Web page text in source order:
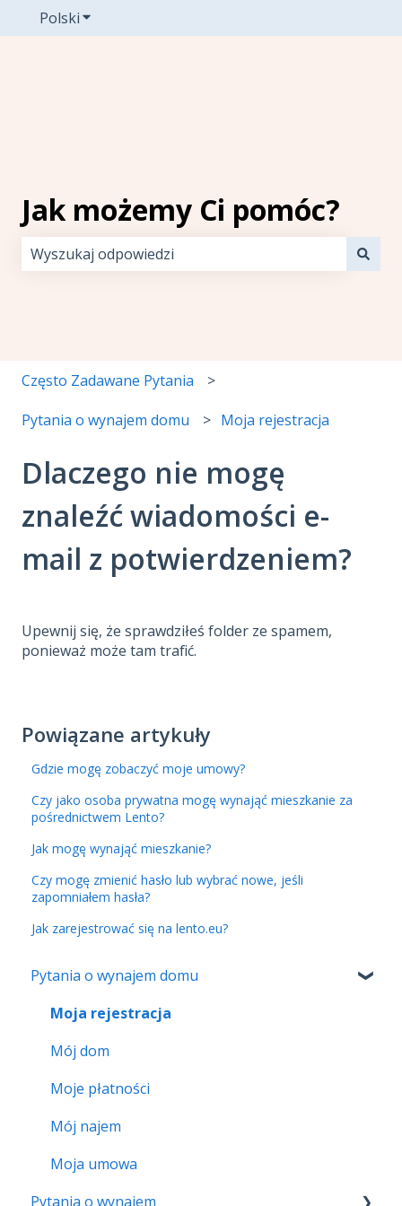
PolskiPokaż podmenu do tłumaczenia
Jak możemy Ci pomóc?
Często Zadawane Pytania
Pytania o wynajem domu Moja rejestracja
Dlaczego nie mogę
znaleźć wiadomości e-
mail z potwierdzeniem?
Upewnij się, że sprawdziłeś folder ze spamem,
ponieważ może tam trafić.
Powiązane artykuły
Gdzie mogę zobaczyć moje umowy?
Czy jako osoba prywatna mogę wynająć mieszkanie za
pośrednictwem Lento?
Jak mogę wynająć mieszkanie?
Czy mogę zmienić hasło lub wybrać nowe, jeśli
zapomniałem hasła?
Jak zarejestrować się na lento.eu?
Pytania o wynajem domu
Moja rejestracja
Mój dom
Moje płatności
Mój najem
Moja umowa
Pytania o wynajem